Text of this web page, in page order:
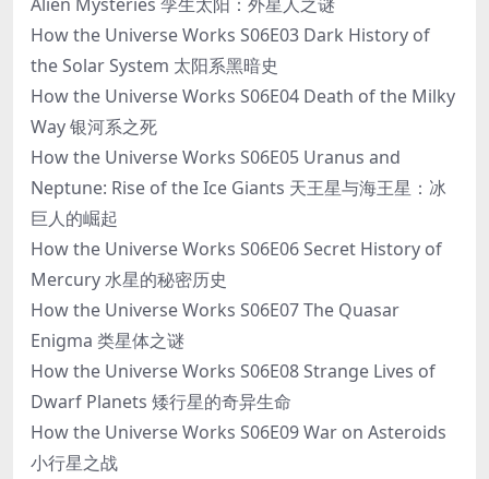
How the Universe Works S06E03 Dark History of
the Solar System 太阳系黑暗史
How the Universe Works S06E04 Death of the Milky
Way 银河系之死
How the Universe Works S06E05 Uranus and
Neptune: Rise of the Ice Giants 天王星与海王星：冰
巨人的崛起
How the Universe Works S06E06 Secret History of
Mercury 水星的秘密历史
How the Universe Works S06E07 The Quasar
Enigma 类星体之谜
How the Universe Works S06E08 Strange Lives of
Dwarf Planets 矮行星的奇异生命
How the Universe Works S06E09 War on Asteroids
小行星之战